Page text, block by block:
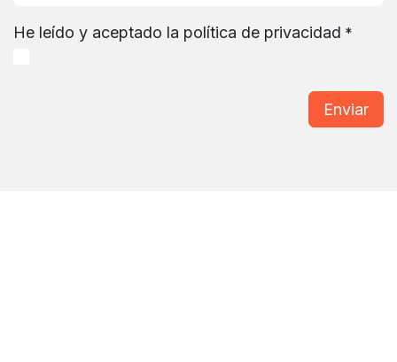
He leído y aceptado la política de privacidad *
Enviar